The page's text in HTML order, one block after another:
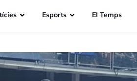
Esports EI Temps